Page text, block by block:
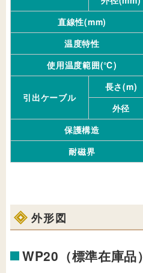
直線性(mm)
温度特性
使用温度範囲(℃)
引出ケーブル
長さ(m)
外径
保護構造
耐磁界
外形図
WP20（標準在庫品）